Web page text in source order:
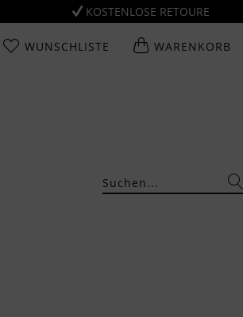
KOSTENLOSE RETOURE
WUNSCHLISTE WARENKORB